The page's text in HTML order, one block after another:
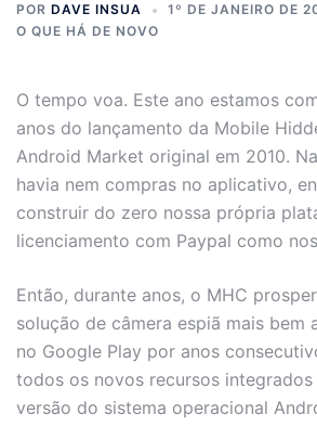
POR DAVE INSUA
1º DE JANEIRO DE
O QUE HÁ DE NOVO
O tempo voa. Este ano estamos
anos do lançamento da Mobile
Android Market original em 2010.
havia nem compras no aplicativo,
construir do zero nossa própria
licenciamento com Paypal como
Então, durante anos, o MHC
solução de câmera espiã mais bem
no Google Play por anos
todos os novos recursos integrados
versão do sistema operacional